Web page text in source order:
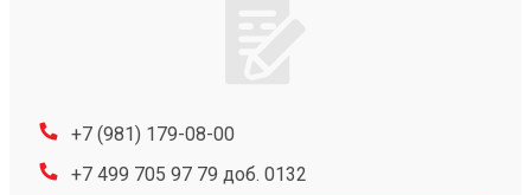
+7 (981) 179-08-00
+7 499 705 97 79 доб. 0132